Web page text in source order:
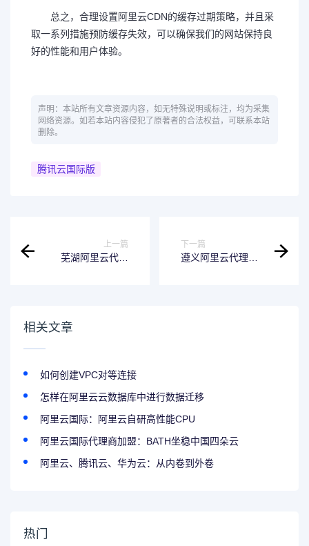
总之，合理设置阿里云CDN的缓存过期策略，并且采
取一系列措施预防缓存失效，可以确保我们的网站保持良
好的性能和用户体验。
声明：本站所有文章资源内容，如无特殊说明或标注，均为采集
网络资源。如若本站内容侵犯了原著者的合法权益，可联系本站
删除。
腾讯云国际版
上一篇
芜湖阿里云代理
下一篇
遵义阿里云代理
相关文章
如何创建VPC对等连接
怎样在阿里云云数据库中进行数据迁移
阿里云国际：阿里云自研高性能CPU
阿里云国际代理商加盟：BATH坐稳中国四朵云
阿里云、腾讯云、华为云：从内卷到外卷
热门